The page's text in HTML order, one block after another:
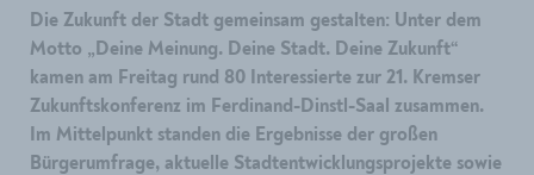
Die Zukunft der Stadt gemeinsam gestalten: Unter dem
Motto „Deine Meinung. Deine Stadt. Deine Zukunft“
kamen am Freitag rund 80 Interessierte zur 21. Kremser
Zukunftskonferenz im Ferdinand-Dinstl-Saal zusammen.
Im Mittelpunkt standen die Ergebnisse der großen
Bürgerumfrage, aktuelle Stadtentwicklungsprojekte sowie